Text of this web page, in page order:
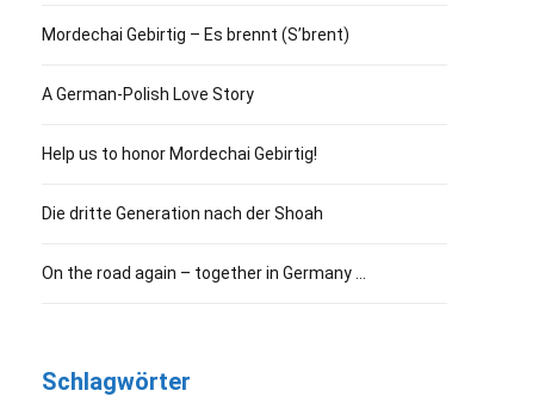
Mordechai Gebirtig – Es brennt (S’brent)
A German-Polish Love Story
Help us to honor Mordechai Gebirtig!
Die dritte Generation nach der Shoah
On the road again – together in Germany …
Schlagwörter